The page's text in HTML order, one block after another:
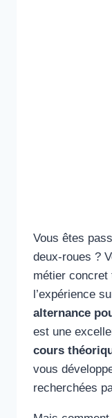
Vous êtes
deux-roues ?
métier concret
l’expérience
alternance
est une
cours
vous
recherchées